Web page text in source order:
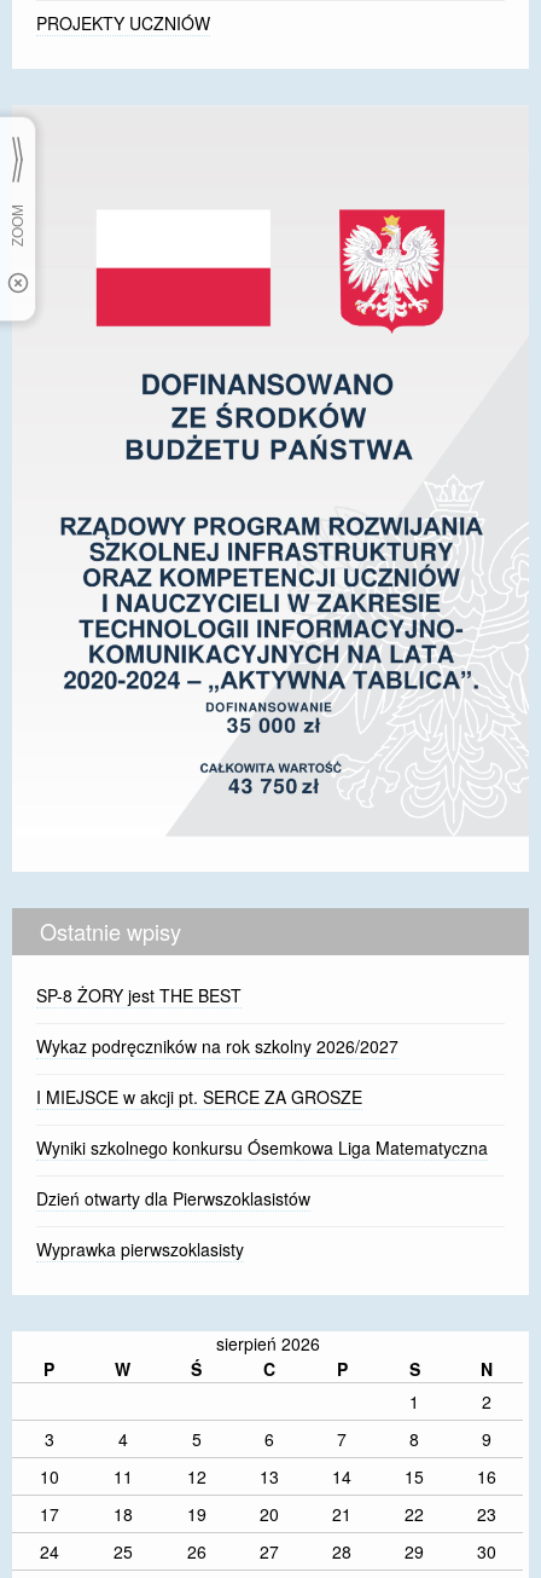
PROJEKTY UCZNIÓW
Ostatnie wpisy
SP-8 ŻORY jest THE BEST
Wykaz podręczników na rok szkolny 2026/2027
I MIEJSCE w akcji pt. SERCE ZA GROSZE
Wyniki szkolnego konkursu Ósemkowa Liga Matematyczna
Dzień otwarty dla Pierwszoklasistów
Wyprawka pierwszoklasisty
sierpień 2026
P
W Ś C P S
N
1
2
3
4 5 6 7 8
9
10
11 12 13 14 15
16
17
18 19 20 21 22
23
24
25 26 27 28 29
30